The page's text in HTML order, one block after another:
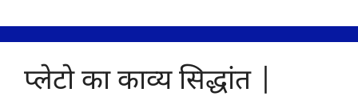
प्लेटो का काव्य सिद्धांत |